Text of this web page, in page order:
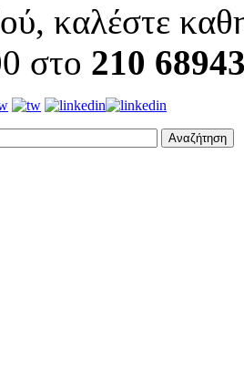
καλέστε
στο 210